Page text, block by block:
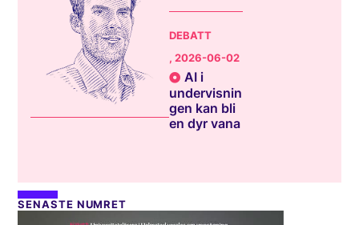
DEBATT
, 2026-06-02
AI i
undervisnin
gen kan bli
en dyr vana
SENASTE NUMRET